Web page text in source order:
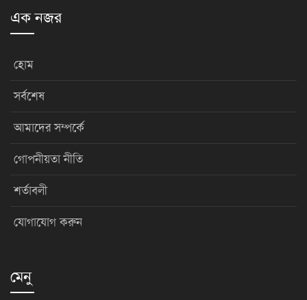
এক নজর
হোম
সর্বশেষ
আমাদের সম্পর্কে
গোপনীয়তা নীতি
শর্তাবলী
যোগাযোগ করুন
মেনু